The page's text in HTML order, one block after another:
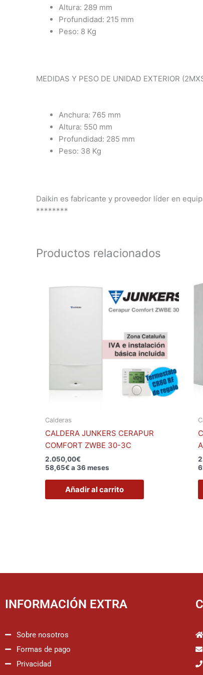
Altura: 289 mm
Profundidad: 215 mm
Peso: 8 Kg
MEDIDAS Y PESO DE UNIDAD EXTERIOR
Anchura: 765 mm
Altura: 550 mm
Profundidad: 285 mm
Peso: 38 Kg
Daikin es fabricante y proveedor líder en
********
Productos relacionados
Calderas
CALDERA JUNKERS CERAPUR
COMFORT ZWBE 30-3C
2.050,00€
58,65€ a 36 meses
Añadir al carrito
INFORMACIÓN EXTRA
Sobre nosotros
Formas de pago
Privacidad